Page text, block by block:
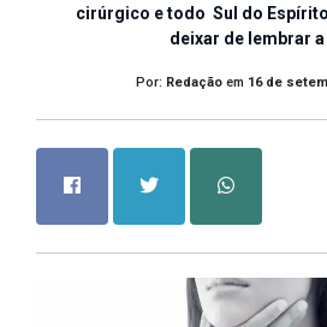
cirúrgico e todo Sul do
deixar de lembrar
Por: Redação em 16 de